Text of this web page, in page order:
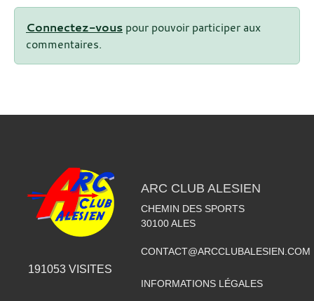
Connectez-vous pour pouvoir participer aux
commentaires.
191053 VISITES
ARC CLUB ALESIEN
CHEMIN DES SPORTS
30100 ALES
CONTACT@ARCCLUBALESIEN.COM
INFORMATIONS LÉGALES